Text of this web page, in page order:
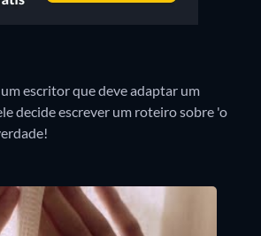
escritor que deve adaptar um
decide escrever um roteiro sobre 'o